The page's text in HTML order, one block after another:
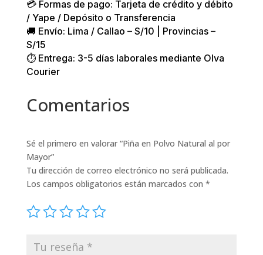
💳 Formas de pago: Tarjeta de crédito y débito
/ Yape / Depósito o Transferencia
🚚 Envío: Lima / Callao – S/10 | Provincias –
S/15
⏱️ Entrega: 3-5 días laborales mediante Olva
Courier
Comentarios
Sé el primero en valorar “Piña en Polvo Natural al por
Mayor”
Tu dirección de correo electrónico no será publicada.
Los campos obligatorios están marcados con *